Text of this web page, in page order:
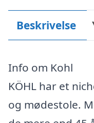
Beskrivelse
Info om Kohl
KÖHL har et
og mødestole.